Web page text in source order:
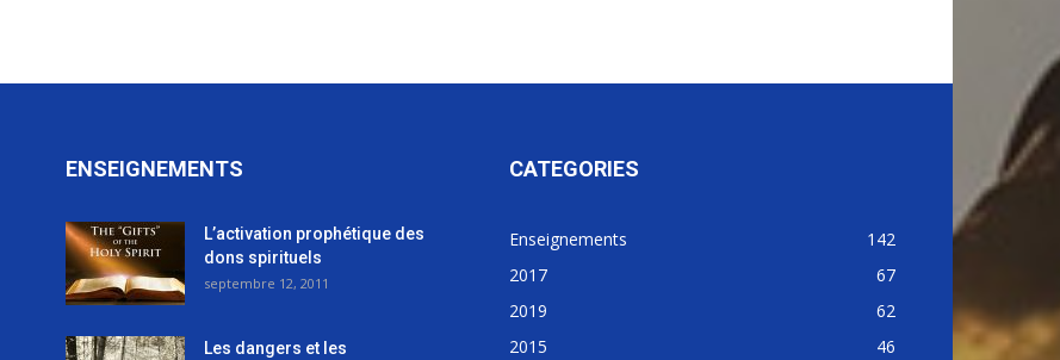
ENSEIGNEMENTS
L’activation prophétique des
dons spirituels
septembre 12, 2011
Les dangers et les
CATEGORIES
Enseignements
142
2017
67
2019
62
2015
46